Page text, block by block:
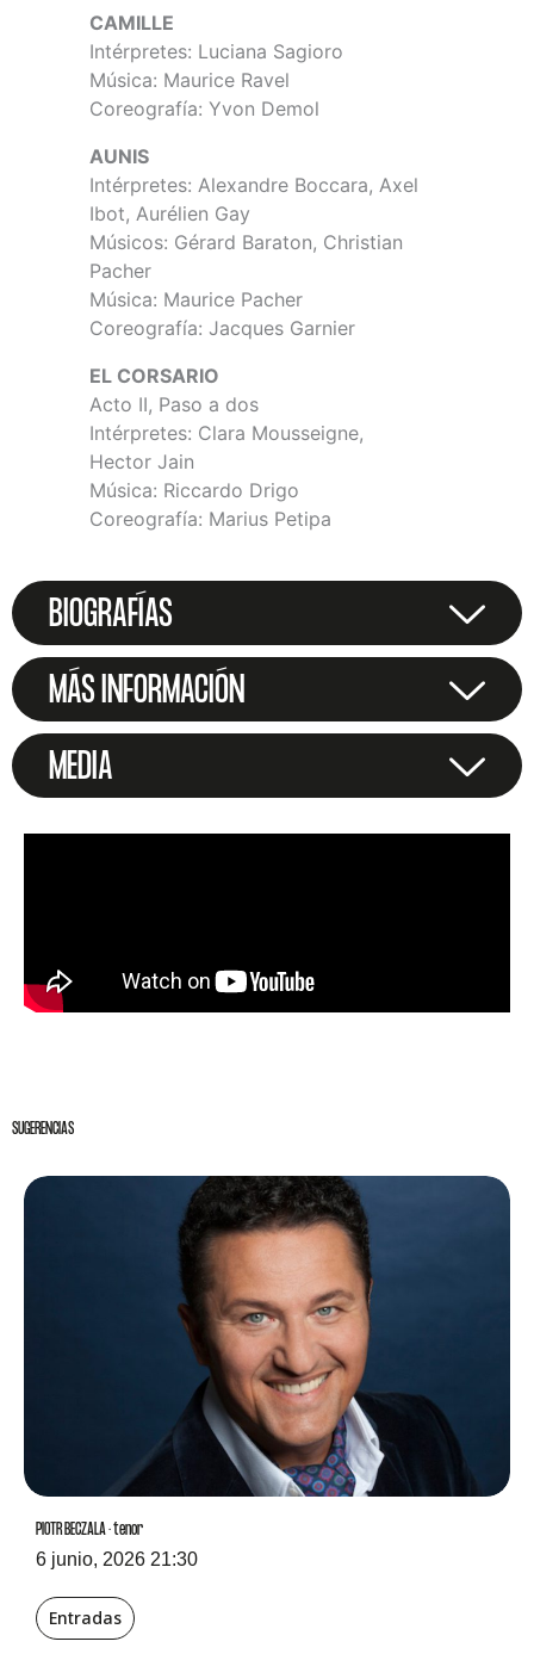
CAMILLE
Intérpretes: Luciana Sagioro
Música: Maurice Ravel
Coreografía: Yvon Demol
AUNIS
Intérpretes: Alexandre Boccara, Axel
Ibot, Aurélien Gay
Músicos: Gérard Baraton, Christian
Pacher
Música: Maurice Pacher
Coreografía: Jacques Garnier
EL CORSARIO
Acto II, Paso a dos
Intérpretes: Clara Mousseigne,
Hector Jain
Música: Riccardo Drigo
Coreografía: Marius Petipa
BIOGRAFÍAS
MÁS INFORMACIÓN
MEDIA
SUGERENCIAS
PIOTR BECZALA · tenor
6 junio, 2026 21:30
Entradas